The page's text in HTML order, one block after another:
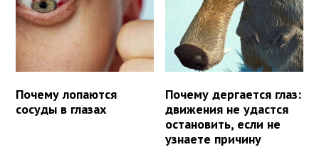
Почему лопаются
сосуды в глазах
Почему дергается глаз:
движения не удастся
остановить, если не
узнаете причину